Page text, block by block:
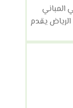
المباني
الرياض يقدم